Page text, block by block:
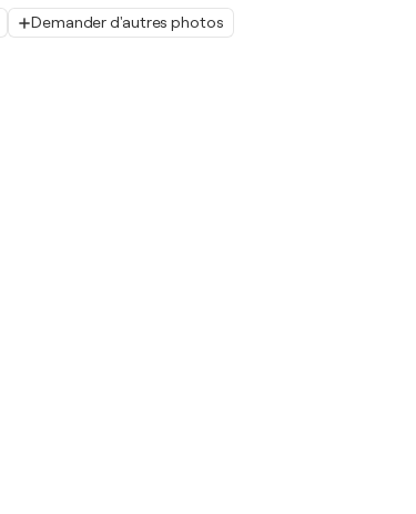
Demander d'autres photos